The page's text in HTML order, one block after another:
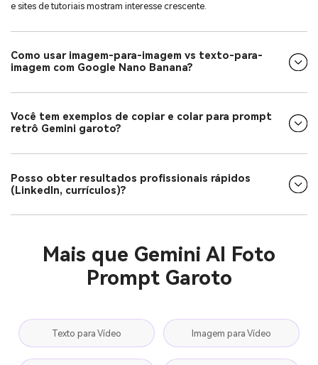
e sites de tutoriais mostram interesse crescente.
Como usar imagem-para-imagem vs texto-para-
imagem com Google Nano Banana?
Você tem exemplos de copiar e colar para prompt
retrô Gemini garoto?
Posso obter resultados profissionais rápidos
(LinkedIn, currículos)?
Mais que Gemini AI Foto
Prompt Garoto
Texto para Vídeo Imagem para Vídeo